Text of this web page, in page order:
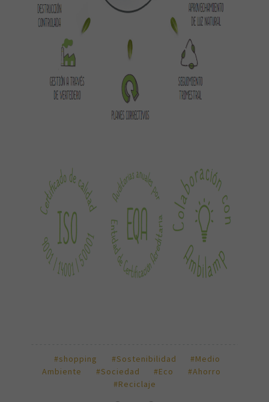
#shopping #Sostenibilidad
#Medio
Ambiente
#Sociedad #Eco
#Ahorro
#Reciclaje